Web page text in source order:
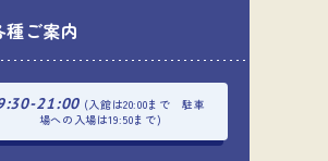
種ご案内
21:00 (入館は20:00まで 駐車
場への入場は19:50まで)